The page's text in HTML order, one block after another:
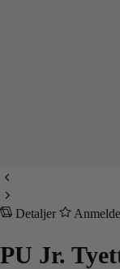
Detaljer
PU Jr.